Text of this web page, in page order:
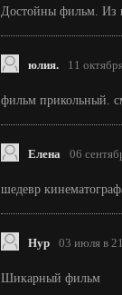
Достойны фильм. Из
юлия. 11
фильм прикольный.
Елена 06
шедевр
Нур 03 июля в
Шикарный фильм